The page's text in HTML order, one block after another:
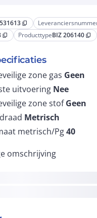
content_copy
content_copy ProducttypeBIZ 206140 content_copy
zone gas Geen
uitvoering Nee
zone stofGeen
Metrisch
metrisch/Pg40
omschrijving